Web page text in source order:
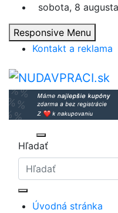
content
sobota, 8
Responsive Menu
Kontakt a reklama
Zaujímavosti.
Hľadať
Úvodná stránka